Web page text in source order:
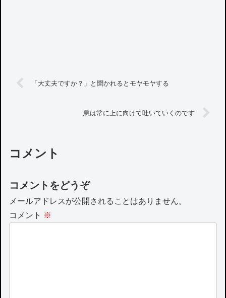
「大丈夫ですか？」と聞かれるとモヤモヤする
息は常に上に向けて吐いていくのです
コメント
コメントをどうぞ
メールアドレスが公開されることはありません。
コメント ※